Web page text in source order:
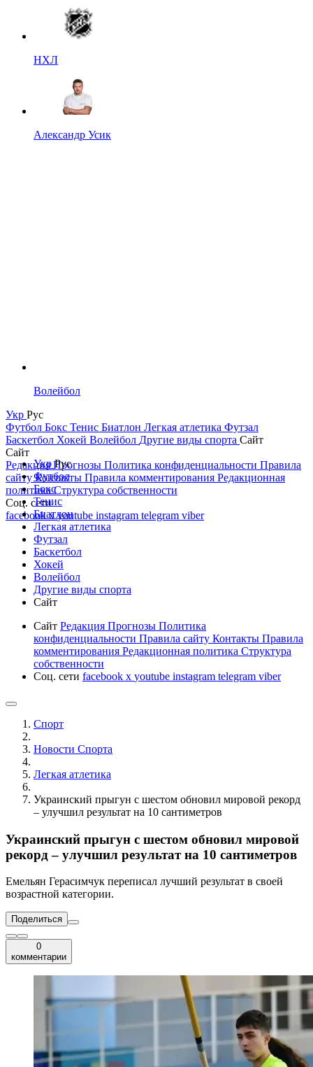
НХЛ
Александр Усик
Волейбол
Укр Рус
Футбол Бокс Тенис Биатлон Легкая атлетика Футзал
Баскетбол Хокей Волейбол Другие виды спорта Сайт
Сайт
РедакцияПрогнозы Политика конфиденциальности Правила
сайтуКонтакты Правила комментирования Редакционная
политикаСтруктура собственности
Соц. сети
facebookxyoutube instagram telegram viber
УкрРус
Футбол
Бокс
Тенис
Биатлон
Легкая атлетика
Футзал
Баскетбол
Хокей
Волейбол
Другие виды спорта
Сайт
Сайт Редакция Прогнозы Политика
конфиденциальности Правила сайту Контакты Правила
комментирования Редакционная политика Структура
собственности
Соц. сети facebook x youtube instagram telegram viber
Спорт
Новости Cпорта
Легкая атлетика
Украинский прыгун с шестом обновил мировой рекорд
– улучшил результат на 10 сантиметров
Украинский прыгун с шестом обновил мировой
рекорд – улучшил результат на 10 сантиметров
Емельян Герасимчук переписал лучший результат в своей
возрастной категории.
Поделиться
0
комментарии